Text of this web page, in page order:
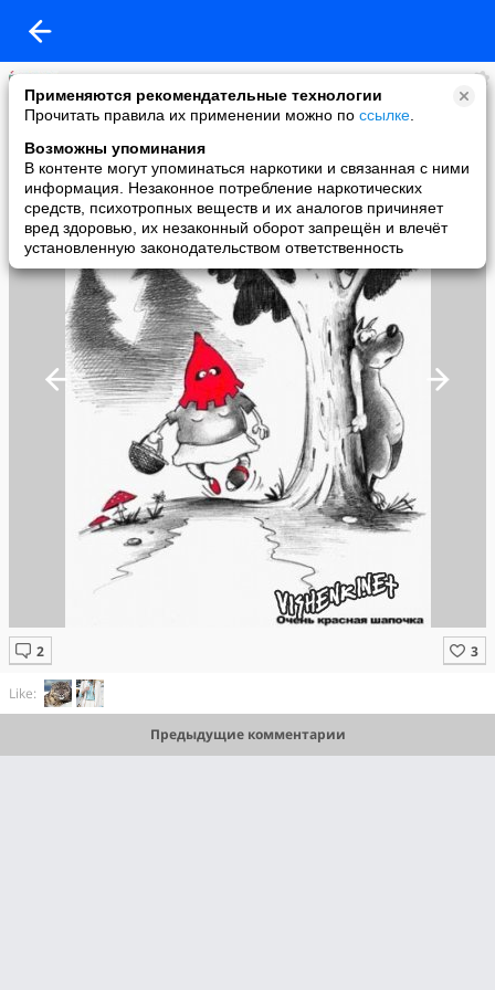
Применяются рекомендательные технологии
Прочитать правила их применении можно по ссылке
Возможны упоминания
В контенте могут упоминаться наркотики и связанная с ними
информация. Незаконное потребление наркотических
средств, психотропных веществ и их аналогов причиняет
вред здоровью, их незаконный оборот запрещён и влечёт
установленную законодательством ответственность
СВЕТЛАНА ЛЕБЕДЕВА
added a photo
18 Jul в 13:11
Like:
Предыдущие комментарии